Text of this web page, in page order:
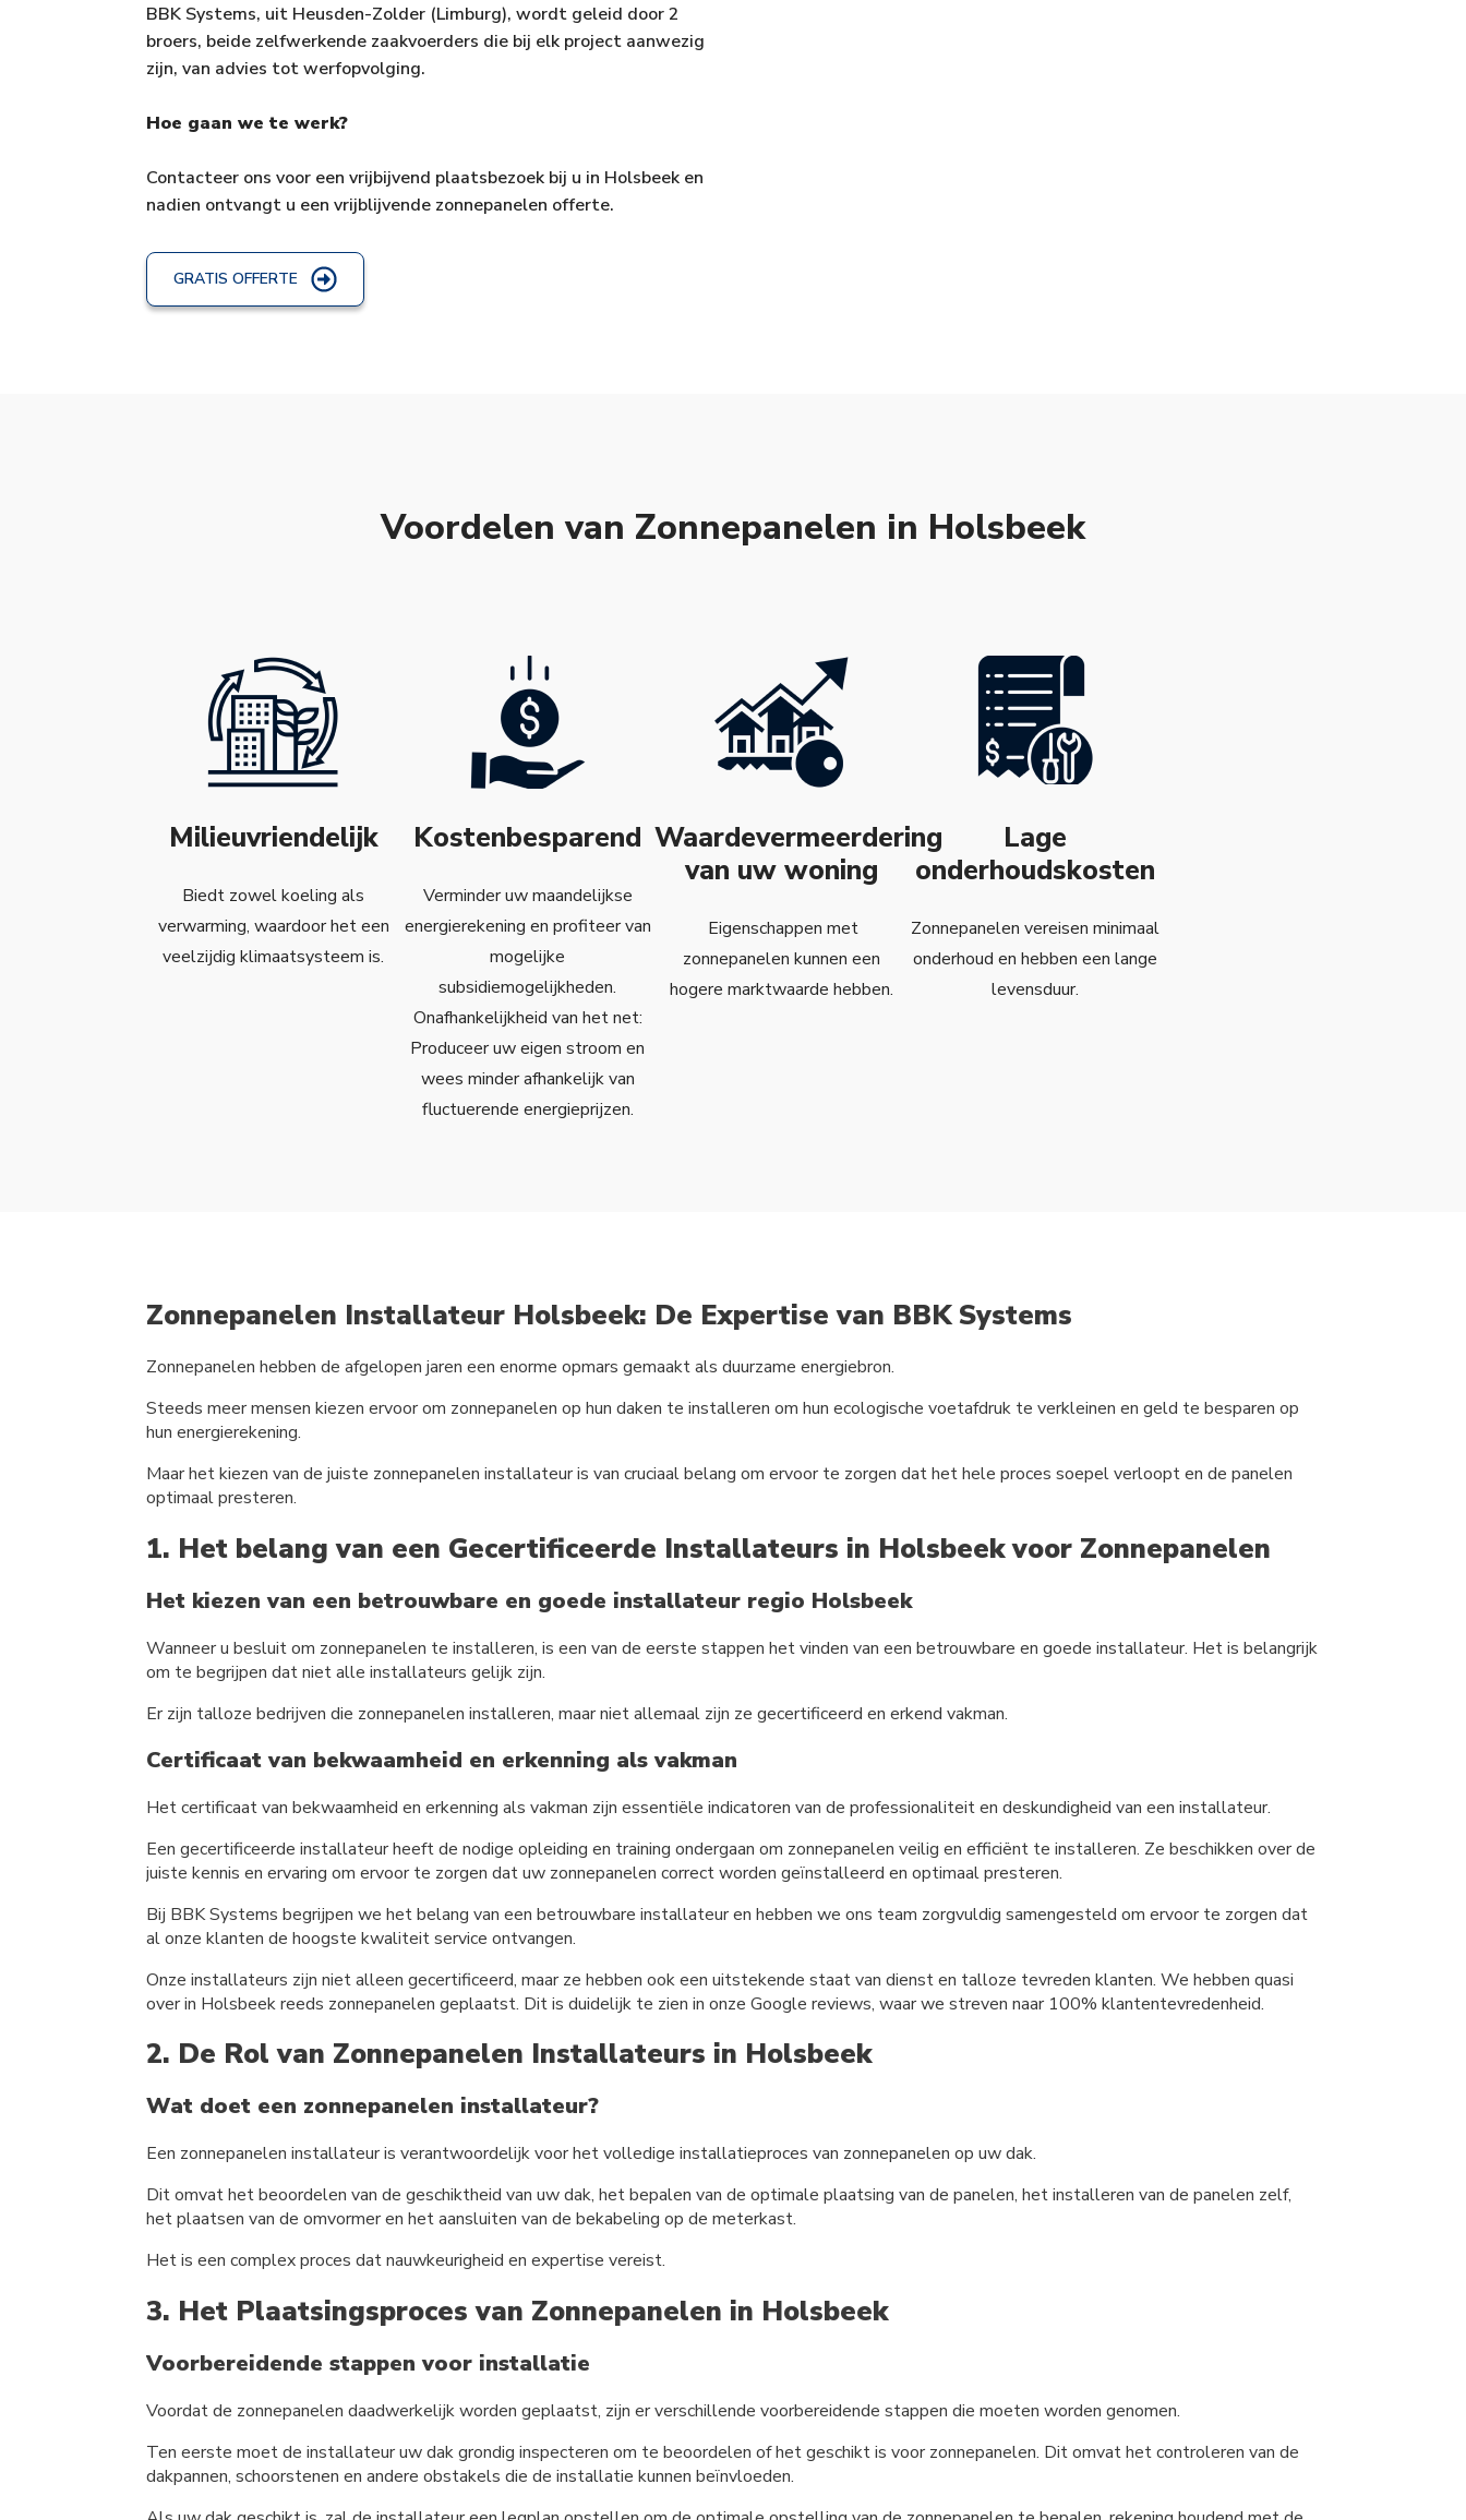
BBK Systems, uit Heusden-Zolder (Limburg), wordt geleid door 2
broers, beide zelfwerkende zaakvoerders die bij elk project aanwezig
zijn, van advies tot werfopvolging.
Hoe gaan we te werk?
Contacteer ons voor een vrijbijvend plaatsbezoek bij u in Holsbeek en
nadien ontvangt u een vrijblijvende zonnepanelen offerte.
GRATIS OFFERTE
Voordelen van Zonnepanelen in Holsbeek
Milieuvriendelijk
Biedt zowel koeling als
verwarming, waardoor het een
veelzijdig klimaatsysteem is.
Kostenbesparend
Verminder uw maandelijkse
energierekening en profiteer van
mogelijke
subsidiemogelijkheden.
Onafhankelijkheid van het net:
Produceer uw eigen stroom en
wees minder afhankelijk van
fluctuerende energieprijzen.
Waardevermeerdering
van uw woning
Eigenschappen met
zonnepanelen kunnen een
hogere marktwaarde hebben.
Lage
onderhoudskosten
Zonnepanelen vereisen minimaal
onderhoud en hebben een lange
levensduur.
Zonnepanelen Installateur Holsbeek: De Expertise van BBK Systems
Zonnepanelen hebben de afgelopen jaren een enorme opmars gemaakt als duurzame energiebron.
Steeds meer mensen kiezen ervoor om zonnepanelen op hun daken te installeren om hun ecologische voetafdruk te verkleinen en geld te besparen op
hun energierekening.
Maar het kiezen van de juiste zonnepanelen installateur is van cruciaal belang om ervoor te zorgen dat het hele proces soepel verloopt en de panelen
optimaal presteren.
1. Het belang van een Gecertificeerde Installateurs in Holsbeek voor Zonnepanelen
Het kiezen van een betrouwbare en goede installateur regio Holsbeek
Wanneer u besluit om zonnepanelen te installeren, is een van de eerste stappen het vinden van een betrouwbare en goede installateur. Het is belangrijk
om te begrijpen dat niet alle installateurs gelijk zijn.
Er zijn talloze bedrijven die zonnepanelen installeren, maar niet allemaal zijn ze gecertificeerd en erkend vakman.
Certificaat van bekwaamheid en erkenning als vakman
Het certificaat van bekwaamheid en erkenning als vakman zijn essentiële indicatoren van de professionaliteit en deskundigheid van een installateur.
Een gecertificeerde installateur heeft de nodige opleiding en training ondergaan om zonnepanelen veilig en efficiënt te installeren. Ze beschikken over de
juiste kennis en ervaring om ervoor te zorgen dat uw zonnepanelen correct worden geïnstalleerd en optimaal presteren.
Bij BBK Systems begrijpen we het belang van een betrouwbare installateur en hebben we ons team zorgvuldig samengesteld om ervoor te zorgen dat
al onze klanten de hoogste kwaliteit service ontvangen.
Onze installateurs zijn niet alleen gecertificeerd, maar ze hebben ook een uitstekende staat van dienst en talloze tevreden klanten. We hebben quasi
over in Holsbeek reeds zonnepanelen geplaatst. Dit is duidelijk te zien in onze Google reviews, waar we streven naar 100% klantentevredenheid.
2. De Rol van Zonnepanelen Installateurs in Holsbeek
Wat doet een zonnepanelen installateur?
Een zonnepanelen installateur is verantwoordelijk voor het volledige installatieproces van zonnepanelen op uw dak.
Dit omvat het beoordelen van de geschiktheid van uw dak, het bepalen van de optimale plaatsing van de panelen, het installeren van de panelen zelf,
het plaatsen van de omvormer en het aansluiten van de bekabeling op de meterkast.
Het is een complex proces dat nauwkeurigheid en expertise vereist.
3. Het Plaatsingsproces van Zonnepanelen in Holsbeek
Voorbereidende stappen voor installatie
Voordat de zonnepanelen daadwerkelijk worden geplaatst, zijn er verschillende voorbereidende stappen die moeten worden genomen.
Ten eerste moet de installateur uw dak grondig inspecteren om te beoordelen of het geschikt is voor zonnepanelen. Dit omvat het controleren van de
dakpannen, schoorstenen en andere obstakels die de installatie kunnen beïnvloeden.